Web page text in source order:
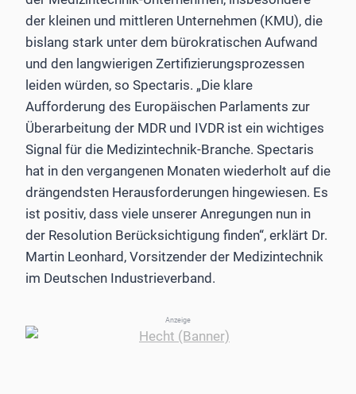
der kleinen und mittleren Unternehmen (KMU), die
bislang stark unter dem bürokratischen Aufwand
und den langwierigen Zertifizierungsprozessen
leiden würden, so Spectaris. „Die klare
Aufforderung des Europäischen Parlaments zur
Überarbeitung der MDR und IVDR ist ein wichtiges
Signal für die Medizintechnik-Branche. Spectaris
hat in den vergangenen Monaten wiederholt auf die
drängendsten Herausforderungen hingewiesen. Es
ist positiv, dass viele unserer Anregungen nun in
der Resolution Berücksichtigung finden“, erklärt Dr.
Martin Leonhard, Vorsitzender der Medizintechnik
im Deutschen Industrieverband.
Anzeige